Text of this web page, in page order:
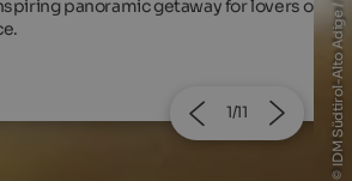
Exclusive feel-good time with alpine living
comfort, gourmet cuisine and 130 beauty &
2/11